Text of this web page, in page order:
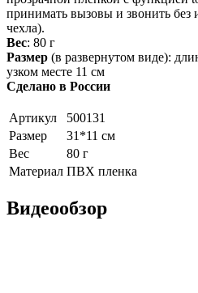
принимать вызовы и звонить без
чехла).
Вес: 80 г
Размер (в развернутом виде):
узком месте 11 см
Сделано в России
Артикул
500131
Размер
31*11 см
Вес
80 г
Материал ПВХ пленка
Видеообзор